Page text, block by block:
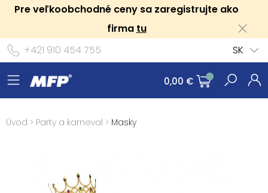
Pre veľkoobchodné ceny sa zaregistrujte ako
firma tu
+421 910 454 755
SK
0,00 €
Úvod > Party a karneval > Masky